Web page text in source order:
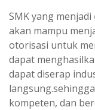
SMK yang menjadi
akan mampu
otorisasi untuk
dapat
dapat diserap
kompeten, dan